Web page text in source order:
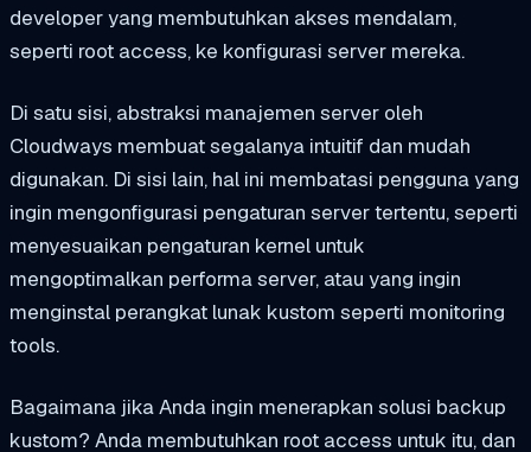
developer yang membutuhkan akses mendalam,
seperti root access, ke konfigurasi server mereka.
Di satu sisi, abstraksi manajemen server oleh
Cloudways membuat segalanya intuitif dan mudah
digunakan. Di sisi lain, hal ini membatasi pengguna yang
ingin mengonfigurasi pengaturan server tertentu, seperti
menyesuaikan pengaturan kernel untuk
mengoptimalkan performa server, atau yang ingin
menginstal perangkat lunak kustom seperti monitoring
tools.
Bagaimana jika Anda ingin menerapkan solusi backup
kustom? Anda membutuhkan root access untuk itu, dan